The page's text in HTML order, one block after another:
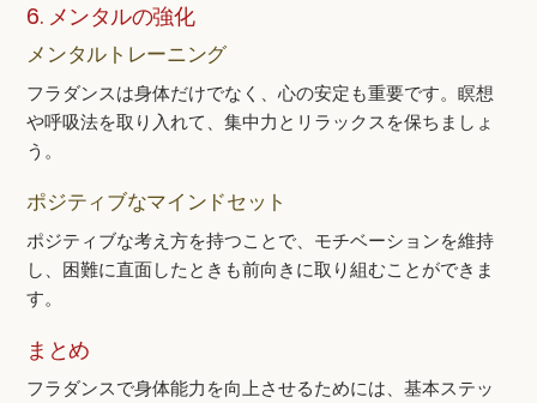
6. メンタルの強化
メンタルトレーニング
フラダンスは身体だけでなく、心の安定も重要です。瞑想
や呼吸法を取り入れて、集中力とリラックスを保ちましょ
う。
ポジティブなマインドセット
ポジティブな考え方を持つことで、モチベーションを維持
し、困難に直面したときも前向きに取り組むことができま
す。
まとめ
フラダンスで身体能力を向上させるためには、基本ステッ